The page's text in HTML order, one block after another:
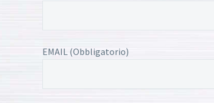
EMAIL (Obbligatorio)